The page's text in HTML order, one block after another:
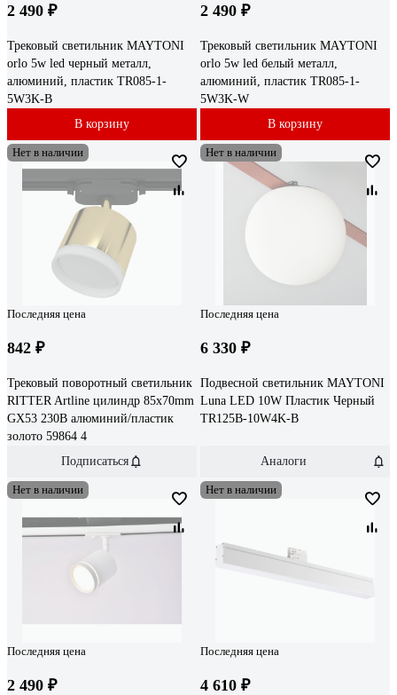
2 490 ₽
Трековый светильник MAYTONI
orlo 5w led черный металл,
алюминий, пластик TR085-1-
5W3K-B
В корзину
2 490 ₽
Трековый светильник MAYTONI
orlo 5w led белый металл,
алюминий, пластик TR085-1-
5W3K-W
В корзину
Нет в наличии
Последняя цена
842 ₽
Трековый поворотный светильник
RITTER Artline цилиндр 85x70mm
GX53 230В алюминий/пластик
золото 59864 4
Подписаться
Нет в наличии
Последняя цена
6 330 ₽
Подвесной светильник MAYTONI
Luna LED 10W Пластик Черный
TR125B-10W4K-B
Аналоги
Нет в наличии
Последняя цена
2 490 ₽
Нет в наличии
Последняя цена
4 610 ₽